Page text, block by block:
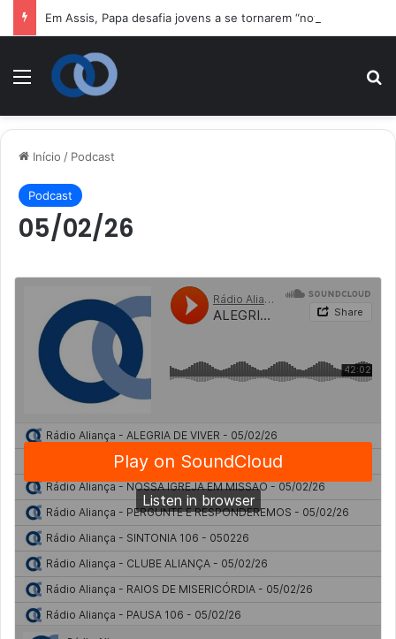
Menu
Início / Podcast
Podcast
05/02/26